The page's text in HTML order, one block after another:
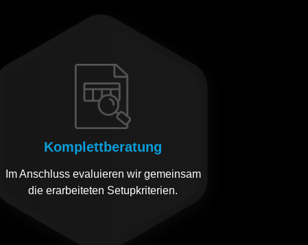
Komplettberatung
Im Anschluss evaluieren wir gemeinsam
die erarbeiteten Setupkriterien.